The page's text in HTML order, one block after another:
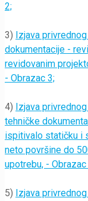
2;
3) Izjava
dokumentacije -
revidovanim
- Obrazac 3;
4) Izjava
tehničke
ispitivalo statičku i
neto površine do
upotrebu, - Obrazac
5) Izjava